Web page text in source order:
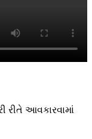
રીતે આવકારવામાં